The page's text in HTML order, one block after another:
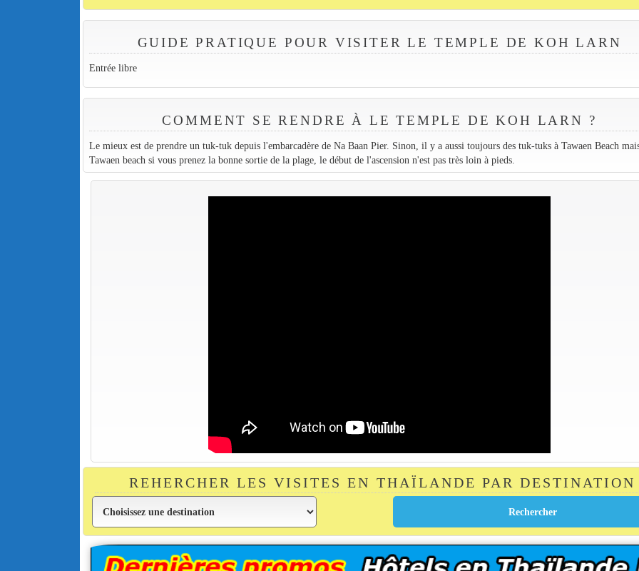
GUIDE PRATIQUE POUR VISITER LE TEMPLE DE KOH LARN
Entrée libre
COMMENT SE RENDRE À LE TEMPLE DE KOH LARN ?
Le mieux est de prendre un tuk-tuk depuis l'embarcadère de Na Baan Pier. Sinon, il y a aussi toujours des tuk-tuks à Tawaen Beach
Tawaen beach si vous prenez la bonne sortie de la plage, le début de l'ascension n'est pas très loin à pieds.
REHERCHER LES VISITES EN THAÏLANDE PAR DESTINATION